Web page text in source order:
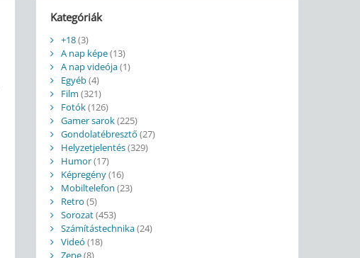
Kategóriák
+18(3)
A nap képe(13)
A nap videója(1)
Egyéb(4)
Film (321)
Fotók(126)
Gamer sarok(225)
Gondolatébresztő (27)
Helyzetjelentés(329)
Humor(17)
Képregény(16)
Mobiltelefon (23)
Retro (5)
Sorozat(453)
Számítástechnika(24)
Videó (18)
Zene(8)